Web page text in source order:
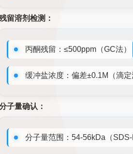
留溶剂检测：
丙酮残留：≤500ppm（GC法）
缓冲盐浓度：偏差±0.1M（滴定
子量确认：
分子量范围：54-56kDa（SDS-